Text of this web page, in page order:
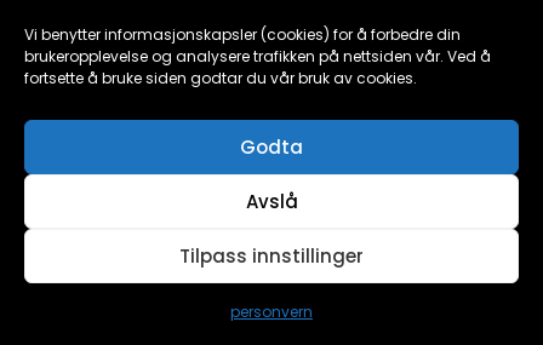
Vi benytter informasjonskapsler (cookies) for å forbedre din
brukeropplevelse og analysere trafikken på nettsiden vår. Ved å
fortsette å bruke siden godtar du vår bruk av cookies.
Godta
Avslå
Tilpass innstillinger
personvern